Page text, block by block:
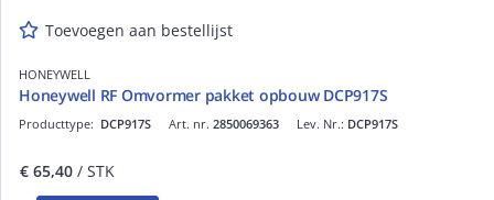
Toevoegen aan bestellijst
HONEYWELL
Honeywell RF Omvormer pakket opbouw DCP917S
Art. nr. 2850069363
Producttype: DCP917S Lev. Nr.: DCP917S
€ 65,40 / STK